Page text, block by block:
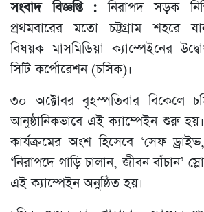
সংবাদ বিজ্ঞপ্তি : নিরাপদ সড়ক
প্রথমবারের মতো চট্টগ্রাম শহরে
বিষয়ক মাসমিডিয়া ক্যাম্পেইনের
সিটি কর্পোরেশন (চসিক)।
৩০ অক্টোবর বৃহস্পতিবার বিকেলে
আনুষ্ঠানিকভাবে এই ক্যাম্পেইন শুরু
কার্যক্রমের অংশ হিসেবে ‘সেফ
‘নিরাপদে গাড়ি চালান, জীবন বাঁচান’
এই ক্যাম্পেইন অনুষ্ঠিত হয়।